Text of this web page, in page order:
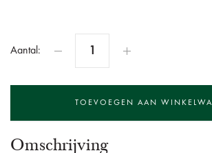
Aantal:
Omschrijving